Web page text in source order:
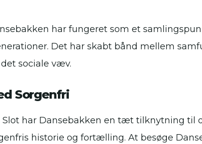
har fungeret som et
Det har skabt bånd mellem
sociale væv.
Sorgenfri
Slot har Dansebakken en tæt tilknytning til
historie og fortælling. At besøge